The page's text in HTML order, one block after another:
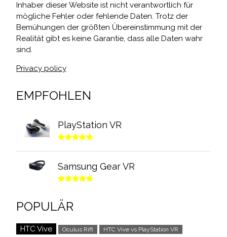
Inhaber dieser Website ist nicht verantwortlich für
mögliche Fehler oder fehlende Daten. Trotz der
Bemühungen der größten Übereinstimmung mit der
Realität gibt es keine Garantie, dass alle Daten wahr
sind.
Privacy policy
EMPFOHLEN
PlayStation VR
Samsung Gear VR
POPULÄR
HTC Vive Oculus Rift HTC Vive vs PlayStation VR